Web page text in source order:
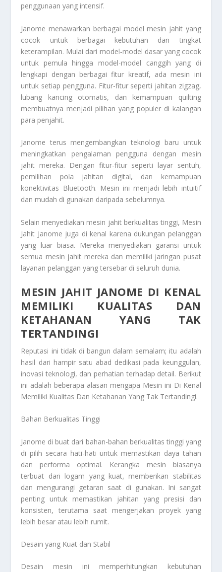
penggunaan yang intensif.
Janome menawarkan berbagai model mesin jahit yang
cocok untuk berbagai kebutuhan dan tingkat
keterampilan. Mulai dari model-model dasar yang cocok
untuk pemula hingga model-model canggih yang di
lengkapi dengan berbagai fitur kreatif, ada mesin ini
untuk setiap pengguna. Fitur-fitur seperti jahitan zigzag,
lubang kancing otomatis, dan kemampuan quilting
membuatnya menjadi pilihan yang populer di kalangan
para penjahit.
Janome terus mengembangkan teknologi baru untuk
meningkatkan pengalaman pengguna dengan mesin
jahit mereka. Dengan fitur-fitur seperti layar sentuh,
pemilihan pola jahitan digital, dan kemampuan
konektivitas Bluetooth. Mesin ini menjadi lebih intuitif
dan mudah di gunakan daripada sebelumnya.
Selain menyediakan mesin jahit berkualitas tinggi, Mesin
Jahit Janome juga di kenal karena dukungan pelanggan
yang luar biasa. Mereka menyediakan garansi untuk
semua mesin jahit mereka dan memiliki jaringan pusat
layanan pelanggan yang tersebar di seluruh dunia.
MESIN JAHIT JANOME DI KENAL
MEMILIKI KUALITAS DAN
KETAHANAN YANG TAK
TERTANDINGI
Reputasi ini tidak di bangun dalam semalam; itu adalah
hasil dari hampir satu abad dedikasi pada keunggulan,
inovasi teknologi, dan perhatian terhadap detail. Berikut
ini adalah beberapa alasan mengapa Mesin ini Di Kenal
Memiliki Kualitas Dan Ketahanan Yang Tak Tertandingi.
Bahan Berkualitas Tinggi
Janome di buat dari bahan-bahan berkualitas tinggi yang
di pilih secara hati-hati untuk memastikan daya tahan
dan performa optimal. Kerangka mesin biasanya
terbuat dari logam yang kuat, memberikan stabilitas
dan mengurangi getaran saat di gunakan. Ini sangat
penting untuk memastikan jahitan yang presisi dan
konsisten, terutama saat mengerjakan proyek yang
lebih besar atau lebih rumit.
Desain yang Kuat dan Stabil
Desain mesin ini memperhitungkan kebutuhan